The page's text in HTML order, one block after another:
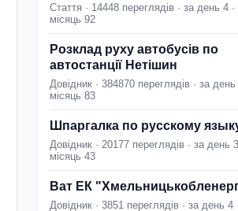
Стаття · 14448 переглядів · за день 4 ·
місяць 92
Розклад руху автобусів по
автостанції Нетішин
Довідник · 384870 переглядів · за день
місяць 83
Шпаргалка по русскому
Довідник · 20177 переглядів · за день
місяць 43
Ват ЕК
Довідник · 3851 переглядів · за день 4